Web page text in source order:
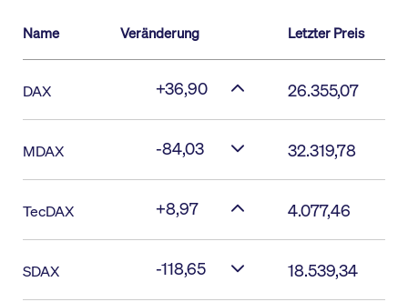
Name Veränderung Letzter Preis
DAX +36,90 26.355,07
MDAX -84,03 32.319,78
TecDAX +8,97 4.077,46
SDAX -118,65 18.539,34